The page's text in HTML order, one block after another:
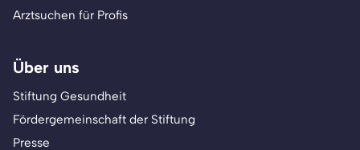
Arztsuchen für Profis
Über uns
Stiftung Gesundheit
Fördergemeinschaft der Stiftung
Presse